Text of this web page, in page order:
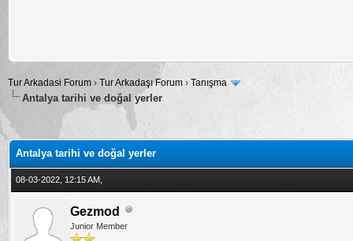
Tur Arkadasi Forum › Tur Arkadaşı Forum › Tanışma
Antalya tarihi ve doğal yerler
0
Antalya tarihi ve doğal yerler
08-03-2022, 12:15 AM,
Gezmod
Junior Member